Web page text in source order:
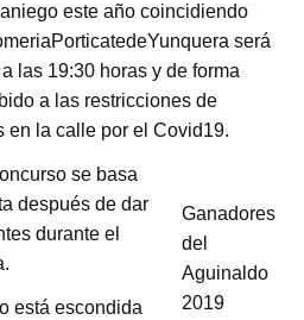
este año coincidiendo
será
las 19:30 horas y de forma
a las restricciones de
en la calle por el Covid19.
Ganadores
del
Aguinaldo
2019
se basa
después de dar
durante el
está escondida